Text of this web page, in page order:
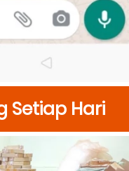
Setiap Hari